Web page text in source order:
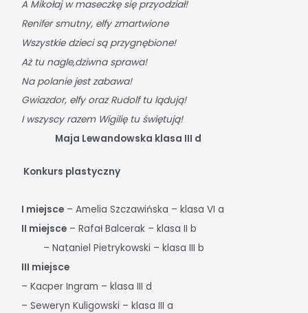
A Mikołaj w maseczkę się przyodział!
Renifer smutny, elfy zmartwione
Wszystkie dzieci są przygnębione!
Aż tu nagle,dziwna sprawa!
Na polanie jest zabawa!
Gwiazdor, elfy oraz Rudolf tu lądują!
I wszyscy razem Wigilię tu świętują!
Maja Lewandowska klasa III d
Konkurs plastyczny
I miejsce – Amelia Szczawińska – klasa VI a
II miejsce – Rafał Balcerak – klasa II b
– Nataniel Pietrykowski – klasa III b
III miejsce
– Kacper Ingram – klasa III d
– Seweryn Kuligowski – klasa III a